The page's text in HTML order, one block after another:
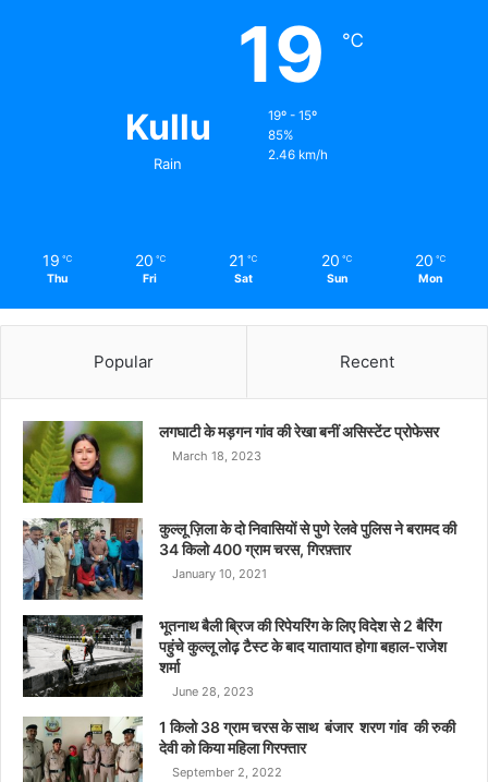
Kullu
Rain
19 ℃
19º - 15º
85%
2.46 km/h
19 ℃
Thu
20 ℃
Fri
21 ℃
Sat
20 ℃
Sun
20 ℃
Mon
Popular Recent
लगघाटी के मड़गन गांव की रेखा बनीं असिस्टेंट प्रोफेसर
March 18, 2023
कुल्लू ज़िला के दो निवासियों से पुणे रेलवे पुलिस ने बरामद की
34 किलो 400 ग्राम चरस, गिरफ़्तार
January 10, 2021
भूतनाथ बैली ब्रिज की रिपेयरिंग के लिए विदेश से 2 बैरिंग
पहुंचे कुल्लू लोढ़ टैस्ट के बाद यातायात होगा बहाल-राजेश
शर्मा
June 28, 2023
1 किलो 38 ग्राम चरस के साथ बंजार शरण गांव की रुकी
देवी को किया महिला गिरफ्तार
September 2, 2022